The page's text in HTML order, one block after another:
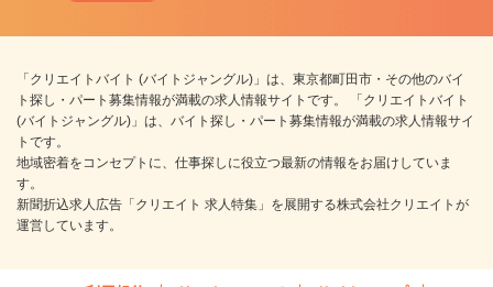
「クリエイトバイト (バイトジャングル)」は、東京都町田市・その他のバイ
ト探し・パート募集情報が満載の求人情報サイトです。 「クリエイトバイト
(バイトジャングル)」は、バイト探し・パート募集情報が満載の求人情報サイ
トです。
地域密着をコンセプトに、仕事探しに役立つ最新の情報をお届けしていま
す。
新聞折込求人広告「クリエイト 求人特集」を展開する株式会社クリエイトが
運営しています。